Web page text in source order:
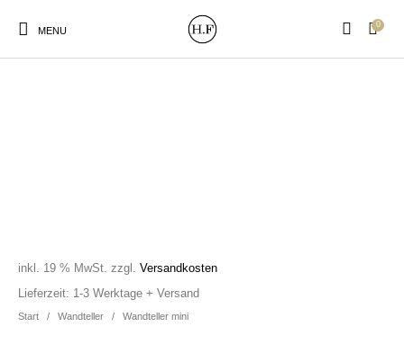
MENU
0
Start / Wandteller / Wandteller mini
inkl. 19 % MwSt. zzgl.Versandkosten
Lieferzeit: 1-3 Werktage + Versand